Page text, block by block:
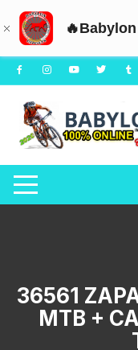
🔥Babylon
Saltar
al
contenido
36561
MTB +